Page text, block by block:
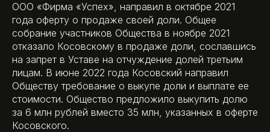
ООО «Фирма «Успех», направил в октябре 2021
года оферту о продаже своей доли. Общее
собрание участников Общества в ноябре 2021
отказало Косовскому в продаже доли, сославшись
на запрет в Уставе на отчуждение долей третьим
лицам. В июне 2022 года Косовский направил
Обществу требование о выкупе доли и выплате ее
стоимости. Общество предложило выкупить долю
за 6 млн рублей вместо 35 млн, указанных в оферте
Косовского.